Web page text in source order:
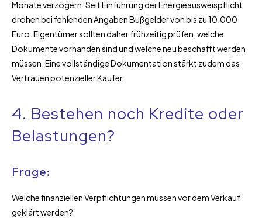
Monate verzögern. Seit Einführung der Energieausweispflicht
drohen bei fehlenden Angaben Bußgelder von bis zu 10.000
Euro. Eigentümer sollten daher frühzeitig prüfen, welche
Dokumente vorhanden sind und welche neu beschafft werden
müssen. Eine vollständige Dokumentation stärkt zudem das
Vertrauen potenzieller Käufer.
4. Bestehen noch Kredite oder
Belastungen?
Frage:
Welche finanziellen Verpflichtungen müssen vor dem Verkauf
geklärt werden?